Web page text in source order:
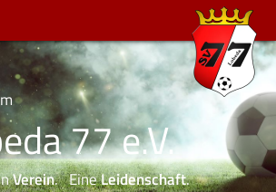
77 e.V.
Verein. EineLeidenschaft.